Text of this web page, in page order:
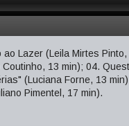
ao Lazer (Leila Mirtes
13 min); 04.
(Luciana Forne, 13
Pimentel, 17 min).